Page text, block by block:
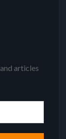
articles